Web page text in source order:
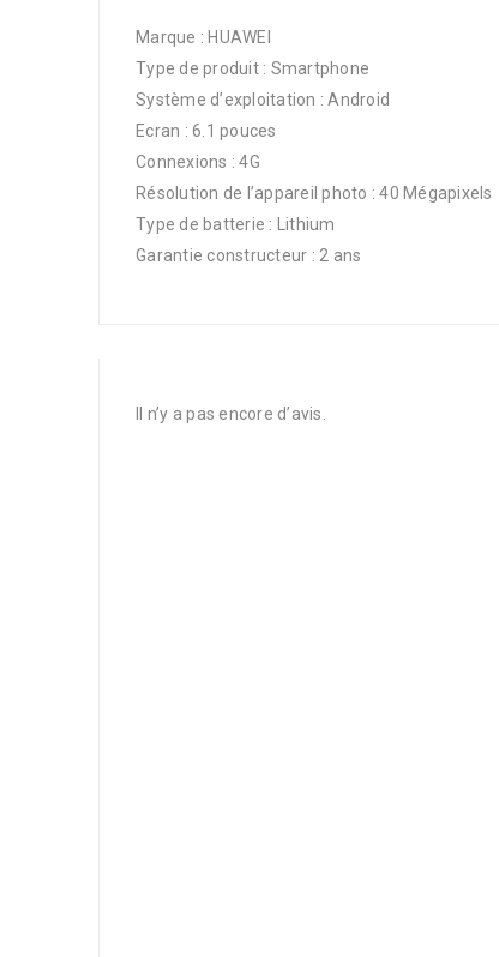
Marque : HUAWEI
Type de produit : Smartphone
Système d’exploitation : Android
Ecran : 6.1 pouces
Connexions : 4G
Résolution de l’appareil photo : 40 Mégapixels
Type de batterie : Lithium
Garantie constructeur : 2 ans
Il n’y a pas encore d’avis.